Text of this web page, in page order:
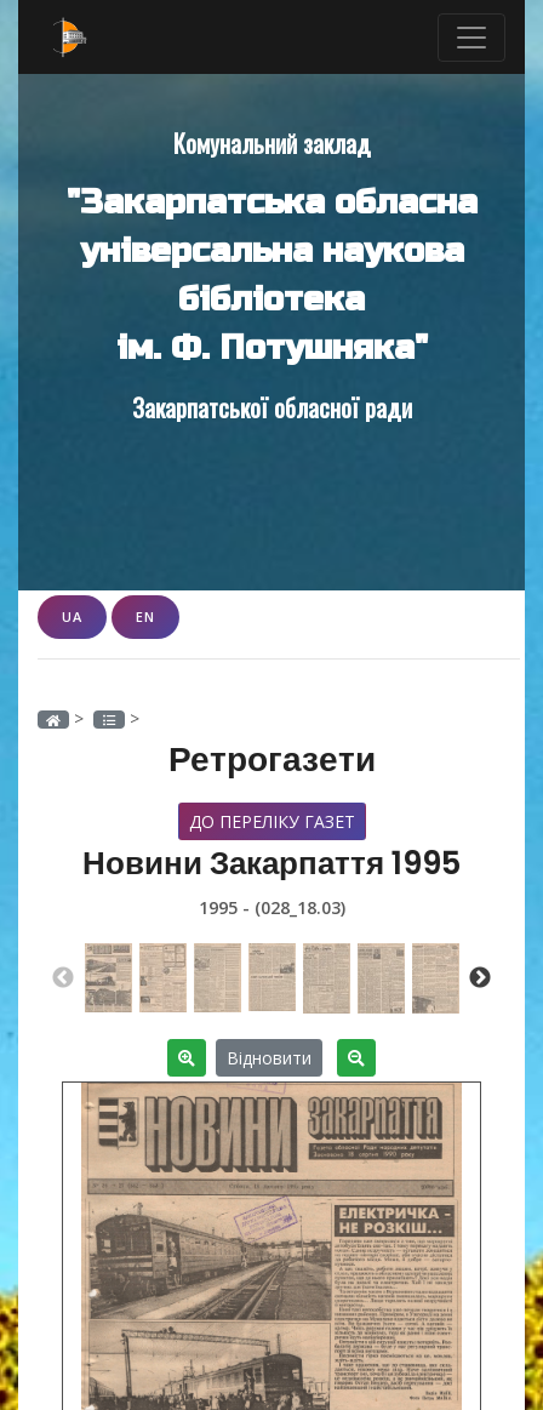
Комунальний заклад
"Закарпатська обласна
універсальна наукова
бібліотека
ім. Ф. Потушняка"
Закарпатської обласної ради
UA EN
> >
Ретрогазети
ДО ПЕРЕЛІКУ ГАЗЕТ
Новини Закарпаття 1995
1995 - (028_18.03)
Відновити